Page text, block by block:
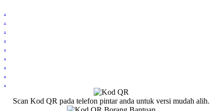
.
.
.
.
.
.
.
.
.
Scan Kod QR pada telefon pintar anda untuk versi mudah alih.